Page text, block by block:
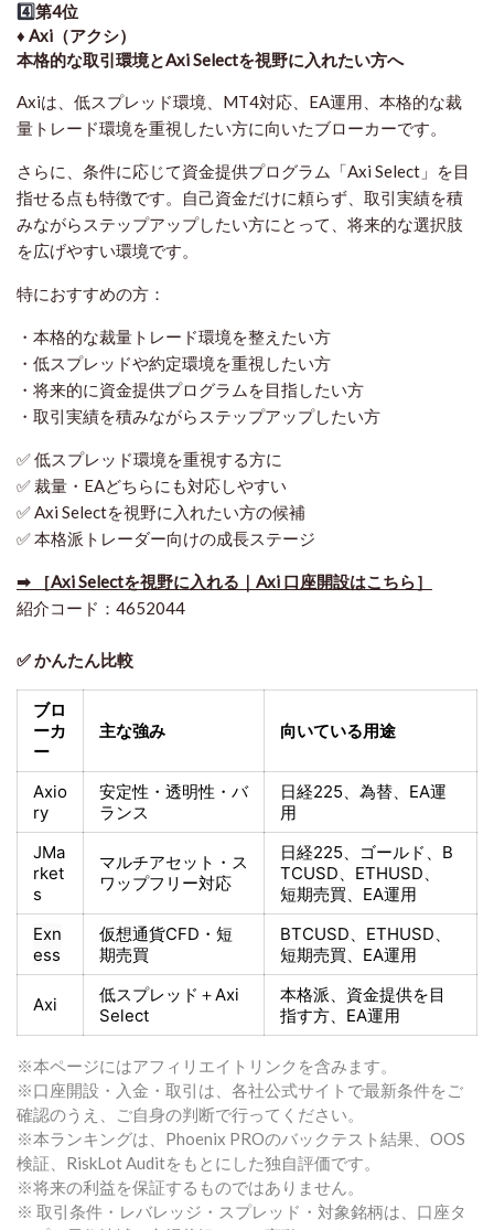
4️⃣第4位
♦️ Axi（アクシ）
本格的な取引環境とAxi Selectを視野に入れたい方へ
Axiは、低スプレッド環境、MT4対応、EA運用、本格的な裁
量トレード環境を重視したい方に向いたブローカーです。
さらに、条件に応じて資金提供プログラム「Axi Select」を目
指せる点も特徴です。自己資金だけに頼らず、取引実績を積
みながらステップアップしたい方にとって、将来的な選択肢
を広げやすい環境です。
特におすすめの方：
・本格的な裁量トレード環境を整えたい方
・低スプレッドや約定環境を重視したい方
・将来的に資金提供プログラムを目指したい方
・取引実績を積みながらステップアップしたい方
✅ 低スプレッド環境を重視する方に
✅ 裁量・EAどちらにも対応しやすい
✅ Axi Selectを視野に入れたい方の候補
✅ 本格派トレーダー向けの成長ステージ
➡ ［Axi Selectを視野に入れる｜Axi 口座開設はこちら］
紹介コード：4652044
✅ かんたん比較
ブロ
ーカ
ー
主な強み 向いている用途
Axio
ry
安定性・透明性・バ
ランス
日経225、為替、EA運
用
JMa
rket
s
マルチアセット・ス
ワップフリー対応
日経225、ゴールド、 B
TCUSD、ETHUSD、
短期売買、EA運用
Exn
ess
仮想通貨CFD・短
期売買
BTCUSD、ETHUSD、
短期売買、EA運用
Axi 低スプレッド＋Axi
Select
本格派、資金提供を目
指す方、EA運用
※本ページにはアフィリエイトリンクを含みます。
※口座開設・入金・取引は、各社公式サイトで最新条件をご
確認のうえ、ご自身の判断で行ってください。
※本ランキングは、Phoenix PROのバックテスト結果、OOS
検証、RiskLot Auditをもとにした独自評価です。
※将来の利益を保証するものではありません。
※ 取引条件・レバレッジ・スプレッド・対象銘柄は、口座タ